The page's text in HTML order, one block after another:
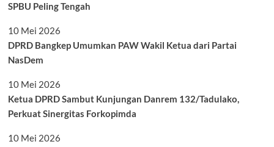
SPBU Peling Tengah
10 Mei 2026
DPRD Bangkep Umumkan PAW Wakil Ketua dari Partai
NasDem
10 Mei 2026
Ketua DPRD Sambut Kunjungan Danrem 132/Tadulako,
Perkuat Sinergitas Forkopimda
10 Mei 2026